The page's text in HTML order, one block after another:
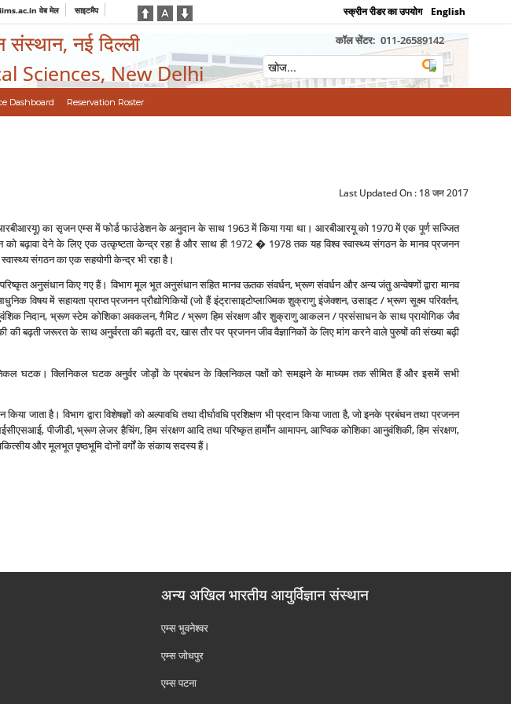
वेब मेल साइटमैप स्क्रीन रीडर का उपयोग English
संस्थान, नई दिल्ली
Sciences, New Delhi
कॉल सेंटर: 011-26589142
Dashboard Reservation Roster
Last Updated On : 18 जन 2017
का सृजन एम्‍स में फोर्ड फाउंडेशन के अनुदान के साथ 1963 में किया गया था। आरबीआरयू को 1970 में एक पूर्ण सज्जित
को बढ़ावा देने के लिए एक उत्‍कृष्‍टता केन्‍द्र रहा है और साथ ही 1972 � 1978 तक यह विश्‍व स्‍वास्‍थ्‍य संगठन के मानव प्रजनन
संगठन का एक सहयोगी केन्‍द्र भी रहा है।
अनुसंधान किए गए हैं। विभाग मूल भूत अनुसंधान सहित मानव ऊतक संवर्धन, भ्रूण संवर्धन और अन्‍य जंतु अन्‍वेषणों द्वारा मानव
विषय में सहायता प्राप्‍त प्रजनन प्रौद्योगिकियों (जो हैं इंट्रासाइटोप्‍लाज्मिक शुक्राणु इंजेक्‍शन, उसाइट / भ्रूण सूक्ष्‍म परिवर्तन,
निदान, भ्रूण स्‍टेम कोशिका अवकलन, गैमिट / भ्रूण हिम संरक्षण और शुक्राणु आकलन / प्रसंसाधन के साथ प्रायोगिक जैव
की बढ़ती जरूरत के साथ अनुर्वरता की बढ़ती दर, खास तौर पर प्रजनन जीव वैज्ञानिकों के लिए मांग करने वाले पुरुषों की संख्‍या बढ़ी
घटक। क्लिनिकल घटक अनुर्वर जोड़ों के प्रबंधन के क्लिनिकल पक्षों को समझने के माध्‍यम तक सीमित हैं और इसमें सभी
जाता है। विभाग द्वारा विशेषज्ञों को अल्‍पावधि तथा दीर्घावधि प्रशिक्षण भी प्रदान किया जाता है, जो इनके प्रबंधन तथा प्रजनन
पीजीडी, भ्रूण लेजर हैचिंग, हिम संरक्षण आदि तथा परिष्‍कृत हार्मोंन आमापन, आण्विक कोशिका आनुवंशिकी, हिम संरक्षण,
और मूलभूत पृष्‍ठभूमि दोनों वर्गों के संकाय सदस्‍य हैं।
अन्य अखिल भारतीय आयुर्विज्ञान संस्थान
एम्‍स भुवनेश्वर
एम्‍स जोधपुर
एम्‍स पटना